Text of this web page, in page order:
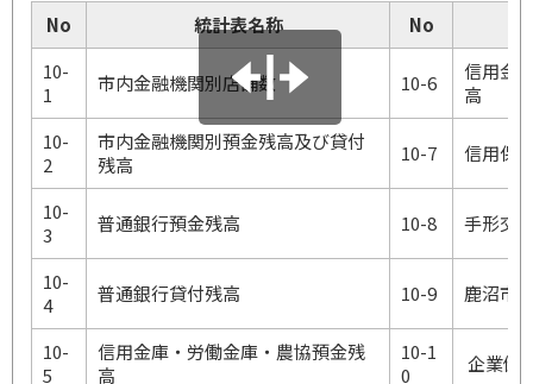
No 統計表名称
No
10-
1
市内金融機関別店舗数 10-6
信用金
高
10-
2
市内金融機関別預金残高及び貸付
残高
10-7 信用保
10-
3
普通銀行預金残高 10-8 手形交
10-
4
普通銀行貸付残高 10-9 鹿沼市
10-
5
信用金庫・労働金庫・農協預金残
高
10-1
0
企業倒